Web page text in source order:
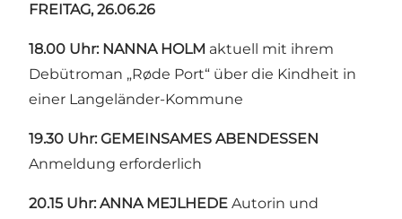
FREITAG, 26.06.26
18.00 Uhr: NANNA HOLM aktuell mit ihrem
Debütroman „Røde Port“ über die Kindheit in
einer Langeländer-Kommune
19.30 Uhr: GEMEINSAMES ABENDESSEN
Anmeldung erforderlich
20.15 Uhr: ANNA MEJLHEDE Autorin und